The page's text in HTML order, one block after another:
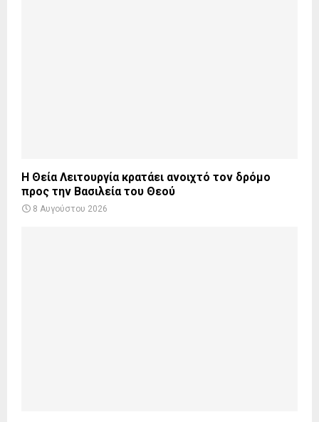
Η Θεία Λειτουργία κρατάει ανοιχτό τον δρόμο
προς την Βασιλεία του Θεού
8 Αυγούστου 2026